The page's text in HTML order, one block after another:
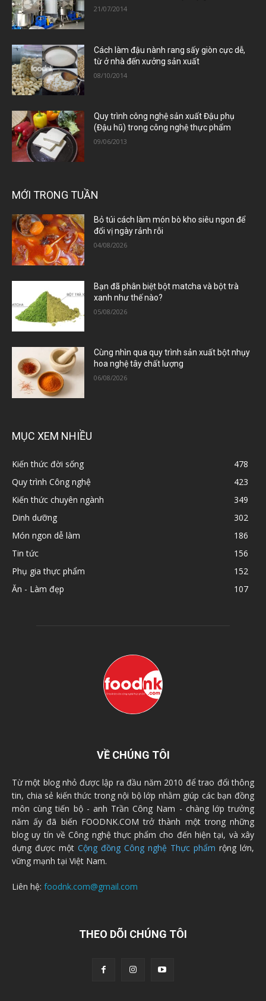
21/07/2014
Cách làm đậu nành rang sấy giòn cực dễ,
từ ở nhà đến xưởng sản xuất
08/10/2014
Quy trình công nghệ sản xuất Đậu phụ
(Đậu hũ) trong công nghệ thực phẩm
09/06/2013
MỚI TRONG TUẦN
Bỏ túi cách làm món bò kho siêu ngon để
đổi vị ngày rảnh rỗi
04/08/2026
Bạn đã phân biệt bột matcha và bột trà
xanh như thế nào?
05/08/2026
Cùng nhìn qua quy trình sản xuất bột nhụy
hoa nghệ tây chất lượng
06/08/2026
MỤC XEM NHIỀU
Kiến thức đời sống
478
Quy trình Công nghệ
423
Kiến thức chuyên ngành
349
Dinh dưỡng
302
Món ngon dễ làm
186
Tin tức
156
Phụ gia thực phẩm
152
Ăn - Làm đẹp
107
VỀ CHÚNG TÔI
Từ một blog nhỏ được lập ra đầu năm 2010 để trao đổi thông
tin, chia sẻ kiến thức trong nội bộ lớp nhằm giúp các bạn đồng
môn cùng tiến bộ - anh Trần Công Nam - chàng lớp trưởng
năm ấy đã biến FOODNK.COM trở thành một trong những
blog uy tín về Công nghệ thực phẩm cho đến hiện tại, và xây
dựng được một Cộng đồng Công nghệ Thực phẩm rộng lớn,
vững mạnh tại Việt Nam.
Liên hệ: foodnk.com@gmail.com
THEO DÕI CHÚNG TÔI